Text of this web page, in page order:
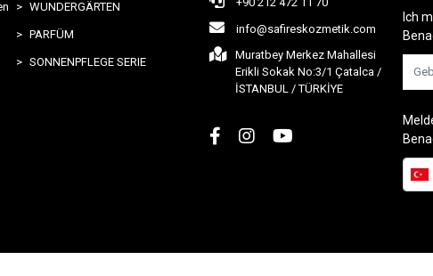
WUNDERGÄRTEN
PARFÜM
SONNENPFLEGE SERIE
info@safireskozmetik.com
Muratbey Merkez Mahallesi
Erikli Sokak No:3/1 Çatalca /
İSTANBUL / TÜRKİYE
Ich